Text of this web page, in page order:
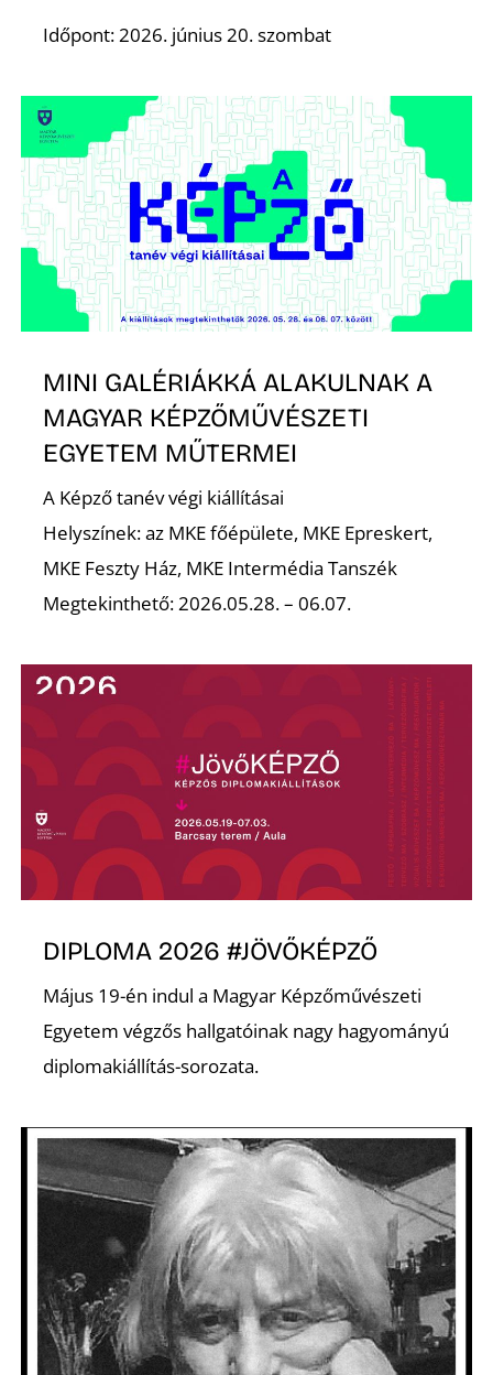
Időpont: 2026. június 20. szombat
MINI GALÉRIÁKKÁ ALAKULNAK A
MAGYAR KÉPZŐMŰVÉSZETI
EGYETEM MŰTERMEI
A Képző tanév végi kiállításai
Helyszínek: az MKE főépülete, MKE Epreskert,
MKE Feszty Ház, MKE Intermédia Tanszék
Megtekinthető: 2026.05.28. – 06.07.
DIPLOMA 2026 #JÖVŐKÉPZŐ
Május 19-én indul a Magyar Képzőművészeti
Egyetem végzős hallgatóinak nagy hagyományú
diplomakiállítás-sorozata.